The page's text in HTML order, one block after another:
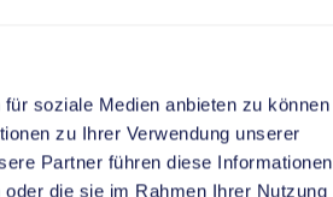
soziale Medien anbieten zu können
zu Ihrer Verwendung unserer
Partner führen diese Informationen
die sie im Rahmen Ihrer Nutzung